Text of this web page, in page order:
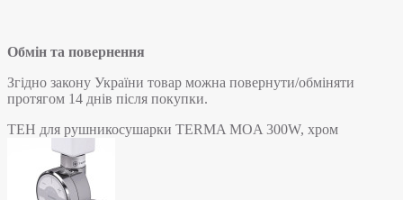
Обмін та повернення
Згідно закону України товар можна повернути/обміняти
протягом 14 днів після покупки.
ТЕН для рушникосушарки TERMA MOA 300W, хром